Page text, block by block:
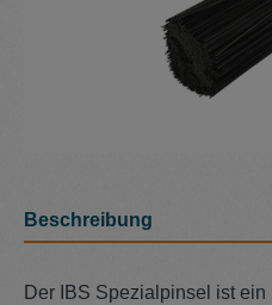
Beschreibung
Der IBS Spezialpinsel ist